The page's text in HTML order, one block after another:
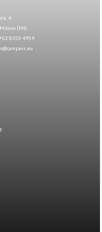
4
(MI)
02 8355 4959